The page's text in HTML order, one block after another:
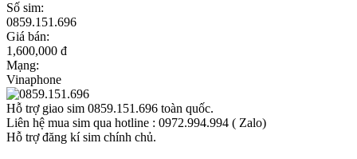
Số sim:
0859.151.696
Giá bán:
1,600,000 đ
Mạng:
Vinaphone
Hỗ trợ giao sim 0859.151.696 toàn quốc.
Liên hệ mua sim qua hotline : 0972.994.994 ( Zalo)
Hỗ trợ đăng kí sim chính chủ.